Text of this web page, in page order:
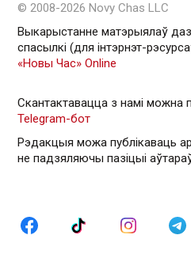
© 2008-2026 Novy Chas LLC
Выкарыстанне матэрыялаў
спасылкі (для інтэрнэт-
«Новы Час» Online
Скантактавацца з намі можна
Telegram-бот
Рэдакцыя можа публікаваць
не падзяляючы пазіцыі